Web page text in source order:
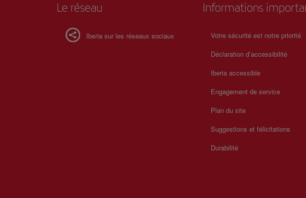
Le réseau
Iberia sur les réseaux sociaux
Informations
Votre sécurité est notre priorité
Déclaration d’accessibilité
Iberia accessible
Engagement de service
Plan du site
Suggestions et félicitations
Durabilité